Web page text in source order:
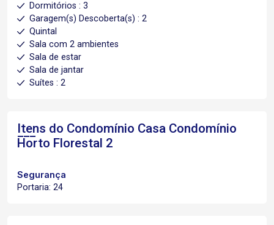
Dormitórios : 3
Garagem(s) Descoberta(s) : 2
Quintal
Sala com 2 ambientes
Sala de estar
Sala de jantar
Suítes : 2
Itens do Condomínio Casa Condomínio
Horto Florestal 2
Segurança
Portaria: 24